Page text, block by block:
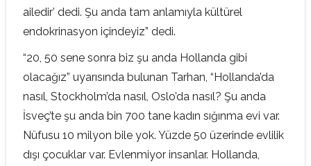
ailedir’ dedi. Şu anda tam anlamıyla kültürel
endokrinasyon içindeyiz” dedi.
“20, 50 sene sonra biz şu anda Hollanda gibi
olacağız” uyarısında bulunan Tarhan, “Hollanda’da
nasıl, Stockholm’da nasıl, Oslo’da nasıl? Şu anda
İsveç’te şu anda bin 700 tane kadın sığınma evi var.
Nüfusu 10 milyon bile yok. Yüzde 50 üzerinde evlilik
dışı çocuklar var. Evlenmiyor insanlar. Hollanda,